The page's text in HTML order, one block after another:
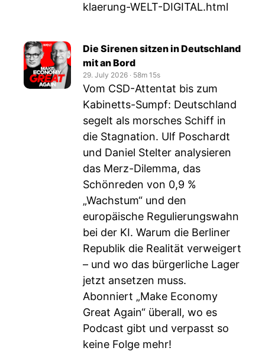
klaerung-WELT-DIGITAL.html
Die Sirenen sitzen in Deutschland
mit an Bord
29. July 2026 ‧ 58m 15s
Vom CSD-Attentat bis zum
Kabinetts-Sumpf: Deutschland
segelt als morsches Schiff in
die Stagnation. Ulf Poschardt
und Daniel Stelter analysieren
das Merz-Dilemma, das
Schönreden von 0,9 %
„Wachstum“ und den
europäische Regulierungswahn
bei der KI. Warum die Berliner
Republik die Realität verweigert
– und wo das bürgerliche Lager
jetzt ansetzen muss.
Abonniert „Make Economy
Great Again“ überall, wo es
Podcast gibt und verpasst so
keine Folge mehr!